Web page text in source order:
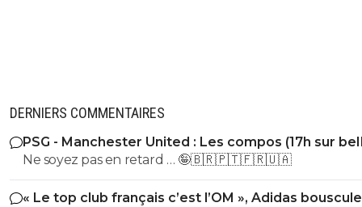
DERNIERS COMMENTAIRES
PSG - Manchester United : Les compos (17h sur
Sports 1)
Ne soyez pas en retard … 🤪🇧🇷🇵🇹🇫🇷🇺🇦
« Le top club français c’est l’OM », Adidas